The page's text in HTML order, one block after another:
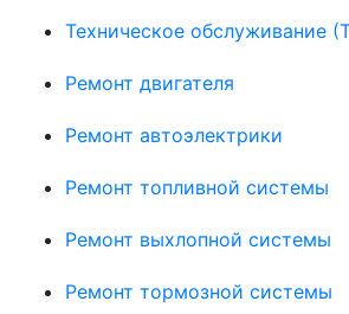
Техническое обслуживание
Ремонт двигателя
Ремонт автоэлектрики
Ремонт топливной системы
Ремонт выхлопной системы
Ремонт тормозной системы